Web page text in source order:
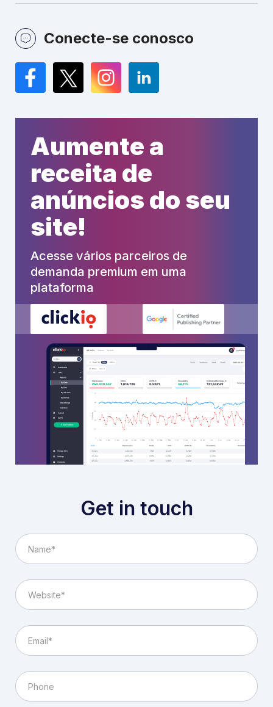
Conecte-se conosco
Facebook
TwitterInstagramLinkedIn
Aumente a
receita de
anúncios do seu
site!
Acesse vários parceiros de
demanda premium em uma
plataforma
Get in touch